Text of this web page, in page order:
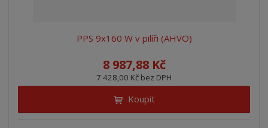
PPS 9x160 W v pilíři (AHVO)
8 987,88 Kč
7 428,00 Kč bez DPH
Koupit